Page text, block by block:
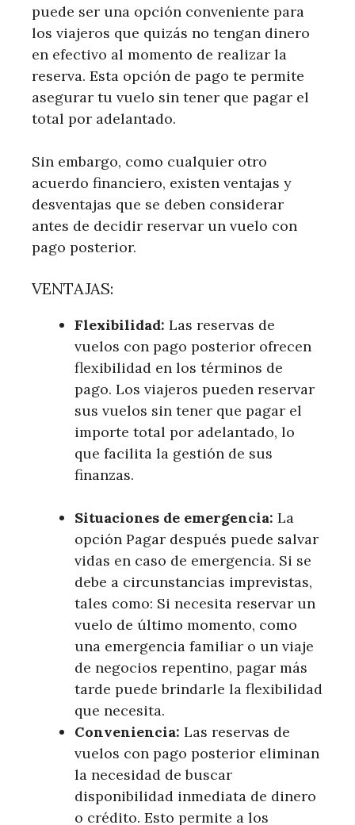
puede ser una opción conveniente para
los viajeros que quizás no tengan dinero
en efectivo al momento de realizar la
reserva. Esta opción de pago te permite
asegurar tu vuelo sin tener que pagar el
total por adelantado.
Sin embargo, como cualquier otro
acuerdo financiero, existen ventajas y
desventajas que se deben considerar
antes de decidir reservar un vuelo con
pago posterior.
VENTAJAS:
Flexibilidad: Las reservas de
vuelos con pago posterior ofrecen
flexibilidad en los términos de
pago. Los viajeros pueden reservar
sus vuelos sin tener que pagar el
importe total por adelantado, lo
que facilita la gestión de sus
finanzas.
Situaciones de emergencia: La
opción Pagar después puede salvar
vidas en caso de emergencia. Si se
debe a circunstancias imprevistas,
tales como: Si necesita reservar un
vuelo de último momento, como
una emergencia familiar o un viaje
de negocios repentino, pagar más
tarde puede brindarle la flexibilidad
que necesita.
Conveniencia: Las reservas de
vuelos con pago posterior eliminan
la necesidad de buscar
disponibilidad inmediata de dinero
o crédito. Esto permite a los